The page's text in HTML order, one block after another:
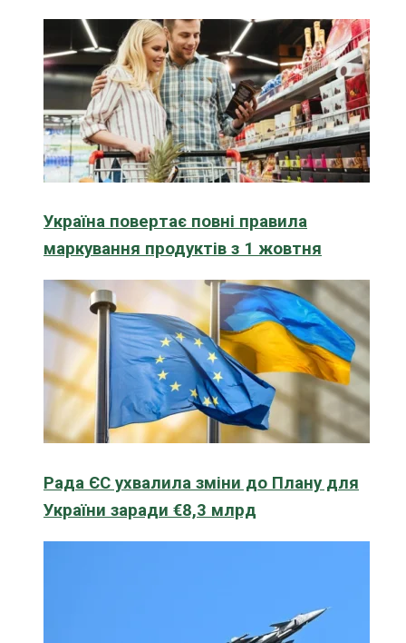
Україна повертає повні правила
маркування продуктів з 1 жовтня
Рада ЄС ухвалила зміни до Плану для
України заради €8,3 млрд